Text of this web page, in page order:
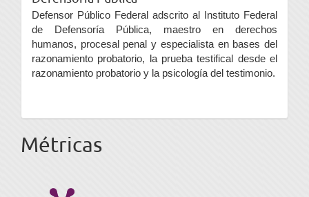
Defensor Público Federal adscrito al Instituto Federal
de Defensoría Pública, maestro en derechos
humanos, procesal penal y especialista en bases del
razonamiento probatorio, la prueba testifical desde el
razonamiento probatorio y la psicología del testimonio.
Métricas